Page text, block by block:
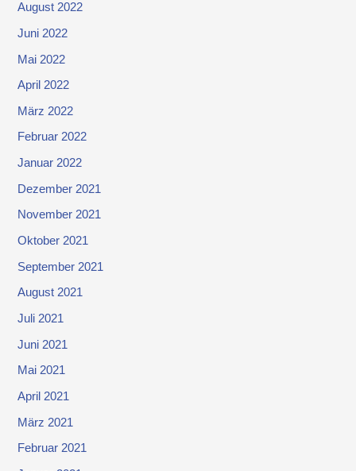
August 2022
Juni 2022
Mai 2022
April 2022
März 2022
Februar 2022
Januar 2022
Dezember 2021
November 2021
Oktober 2021
September 2021
August 2021
Juli 2021
Juni 2021
Mai 2021
April 2021
März 2021
Februar 2021